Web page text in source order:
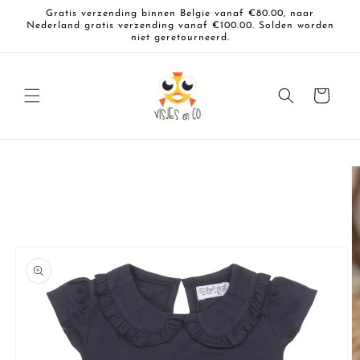
naar de
content
Gratis verzending binnen Belgie vanaf €80.00, naar
Nederland gratis verzending vanaf €100.00. Solden worden
niet geretourneerd.
Winkelwagen